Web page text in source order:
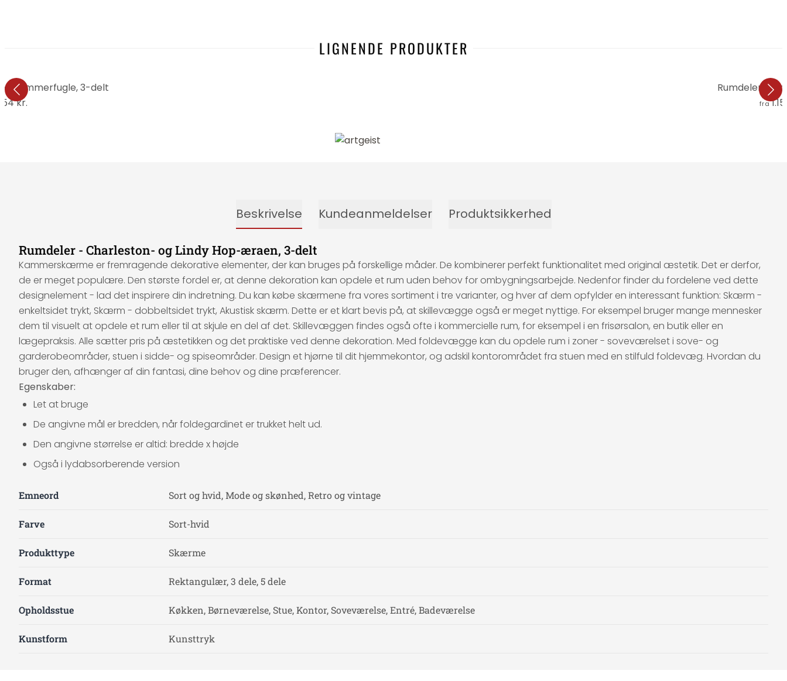
LIGNENDE PRODUKTER
sommerfugle, 3-delt
kr.
Rumdeler -
fra
Beskrivelse Kundeanmeldelser Produktsikkerhed
Rumdeler - Charleston- og Lindy Hop-æraen, 3-delt
Kammerskærme er fremragende dekorative elementer, der kan bruges på forskellige måder. De kombinerer perfekt funktionalitet med original æstetik. Det er derfor,
de er meget populære. Den største fordel er, at denne dekoration kan opdele et rum uden behov for ombygningsarbejde. Nedenfor finder du fordelene ved dette
designelement - lad det inspirere din indretning. Du kan købe skærmene fra vores sortiment i tre varianter, og hver af dem opfylder en interessant funktion: Skærm -
enkeltsidet trykt, Skærm - dobbeltsidet trykt, Akustisk skærm. Dette er et klart bevis på, at skillevægge også er meget nyttige. For eksempel bruger mange mennesker
dem til visuelt at opdele et rum eller til at skjule en del af det. Skillevæggen findes også ofte i kommercielle rum, for eksempel i en frisørsalon, en butik eller en
lægepraksis. Alle sætter pris på æstetikken og det praktiske ved denne dekoration. Med foldevægge kan du opdele rum i zoner - soveværelset i sove- og
garderobeområder, stuen i sidde- og spiseområder. Design et hjørne til dit hjemmekontor, og adskil kontorområdet fra stuen med en stilfuld foldevæg. Hvordan du
bruger den, afhænger af din fantasi, dine behov og dine præferencer.
Egenskaber:
Let at bruge
De angivne mål er bredden, når foldegardinet er trukket helt ud.
Den angivne størrelse er altid: bredde x højde
Også i lydabsorberende version
Emneord Sort og hvid, Mode og skønhed, Retro og vintage
Farve Sort-hvid
Produkttype Skærme
Format Rektangulær, 3 dele, 5 dele
Opholdsstue Køkken, Børneværelse, Stue, Kontor, Soveværelse, Entré, Badeværelse
Kunstform Kunsttryk